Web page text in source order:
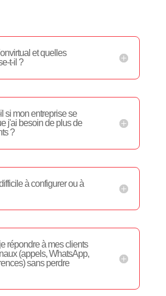
et quelles
t-il ?
si mon entreprise se
j'ai besoin de plus de
?
à configurer ou à
répondre à mes clients
(appels, WhatsApp,
sans perdre